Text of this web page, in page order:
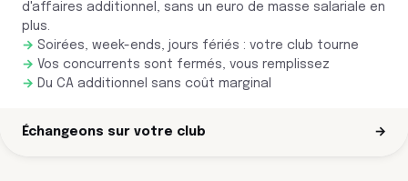
d'affaires additionnel, sans un euro de masse salariale en
plus.
Soirées, week-ends, jours fériés : votre club tourne
Vos concurrents sont fermés, vous remplissez
Du CA additionnel sans coût marginal
Échangeons sur votre club →